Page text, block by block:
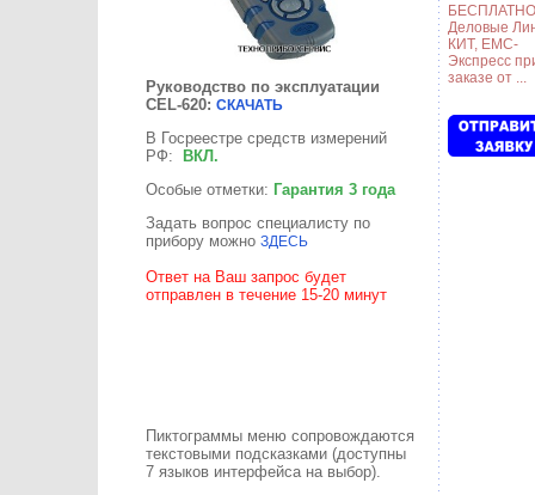
Руководство по эксплуатации
CEL-620: СКАЧАТЬ
В Госреестре средств измерений
РФ:
ВКЛ.
Особые отметки: Гарантия 3 года
Задать вопрос специалисту по
прибору можно ЗДЕСЬ
Ответ на Ваш запрос будет
отправлен в течение 15-20 минут
Пиктограммы меню сопровождаются
текстовыми подсказками (доступны
7 языков интерфейса на выбор).
Деловые
КИТ, ЕМС-
Экспресс
заказе от ...